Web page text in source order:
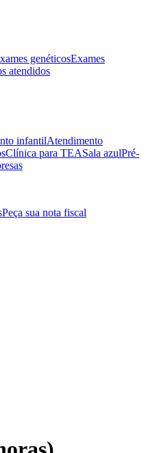
genéticosExames
atendidos
infantilAtendimento
Clínica para TEASala azulPré-
Peça sua nota fiscal